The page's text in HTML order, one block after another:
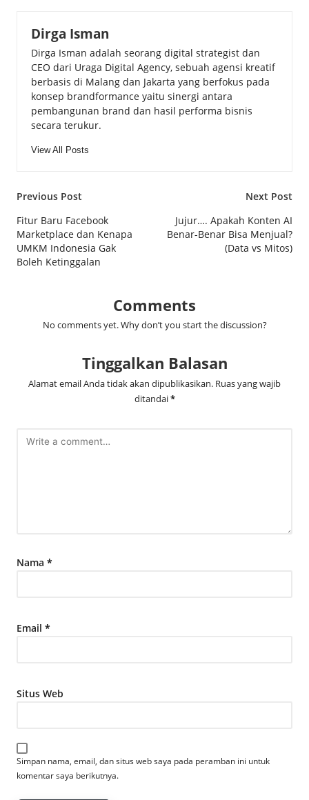
Dirga Isman
Dirga Isman adalah seorang digital strategist dan
CEO dari Uraga Digital Agency, sebuah agensi kreatif
berbasis di Malang dan Jakarta yang berfokus pada
konsep brandformance yaitu sinergi antara
pembangunan brand dan hasil performa bisnis
secara terukur.
View All Posts
Post
navigation
Previous Post
Fitur Baru Facebook
Marketplace dan Kenapa
UMKM Indonesia Gak
Boleh Ketinggalan
Next Post
Jujur…. Apakah Konten AI
Benar-Benar Bisa Menjual?
(Data vs Mitos)
Comments
No comments yet. Why don’t you start the discussion?
Tinggalkan Balasan
Alamat email Anda tidak akan dipublikasikan. Ruas yang wajib
ditandai*
Nama *
Email *
Situs Web
Simpan nama, email, dan situs web saya pada peramban ini untuk
komentar saya berikutnya.